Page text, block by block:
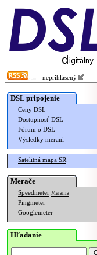
neprihlásený
DSL pripojenie
Ceny DSL
Dostupnosť DSL
Fórum o DSL
Výsledky meraní
Satelitná mapa SR
Merače
Speedmeter Merania
Pingmeter
Googlemeter
Hľadanie